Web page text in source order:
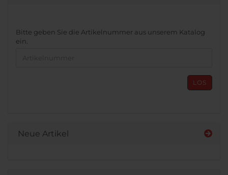
BITTE
GEBEN
Bitte geben Sie die Artikelnummer aus unserem Katalog
ein.
LOS
Neue Artikel